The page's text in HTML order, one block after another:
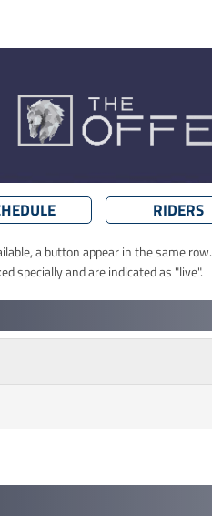
RIDERS
a button appear in the same row.
specially and are indicated as "live".